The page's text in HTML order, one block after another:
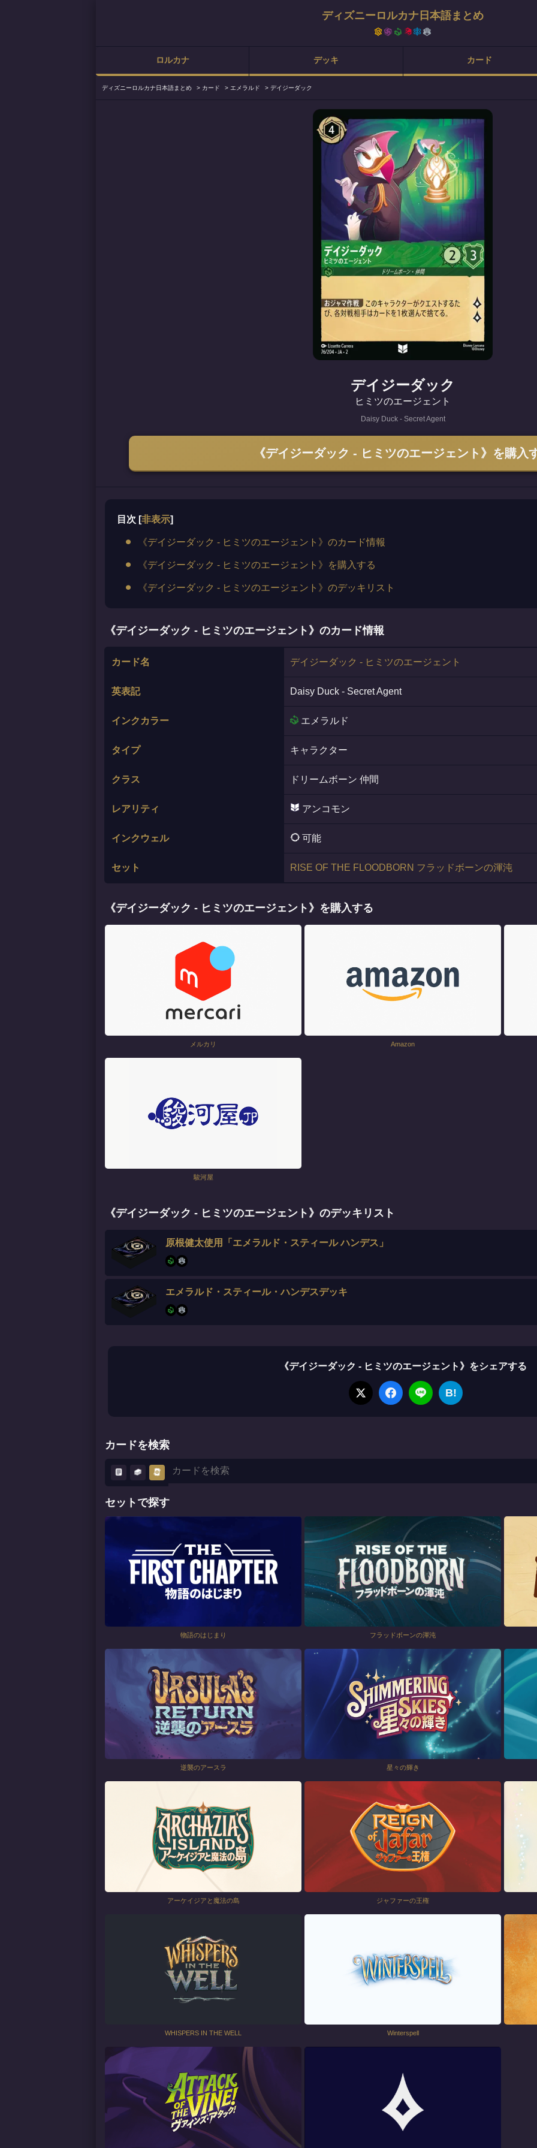
ディズニーロルカナ日本語まとめ
ロルカナ デッキ カード
ディズニーロルカナ日本語まとめ > カード > エメラルド > デイジーダック
デイジーダック
ヒミツのエージェント
Daisy Duck - Secret Agent
《デイジーダック - ヒミツのエージェント》を購入
目次 [非表示]
《デイジーダック - ヒミツのエージェント》のカード情報
《デイジーダック - ヒミツのエージェント》を購入する
《デイジーダック - ヒミツのエージェント》のデッキリスト
《デイジーダック - ヒミツのエージェント》のカード情報
カード名 デイジーダック - ヒミツのエージェント
英表記 Daisy Duck - Secret Agent
インクカラー エメラルド
タイプ キャラクター
クラス ドリームボーン 仲間
レアリティ アンコモン
インクウェル 可能
セット RISE OF THE FLOODBORN フラッドボーンの渾沌
《デイジーダック - ヒミツのエージェント》を購入する
メルカリ Amazon
駿河屋
《デイジーダック - ヒミツのエージェント》のデッキリスト
原根健太使用「エメラルド・スティール ハンデス」
エメラルド・スティール・ハンデスデッキ
《デイジーダック - ヒミツのエージェント》をシェアする
B!
カードを検索
セットで探す
物語のはじまり フラッドボーンの渾沌
逆襲のアースラ 星々の輝き
アーケイジアと魔法の島 ジャファーの王権
WHISPERS IN THE WELL Winterspell